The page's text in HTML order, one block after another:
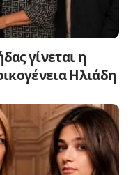
γίνεται η
Ηλιάδη